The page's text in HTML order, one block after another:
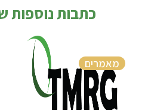
כתבות נוספות
מאמרים